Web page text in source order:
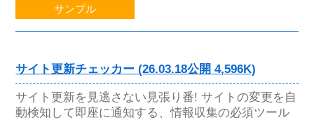
サンプル
サイト更新チェッカー (26.03.18公開 4,596K)
サイト更新を見逃さない見張り番! サイトの変更を自
動検知して即座に通知する、情報収集の必須ツール